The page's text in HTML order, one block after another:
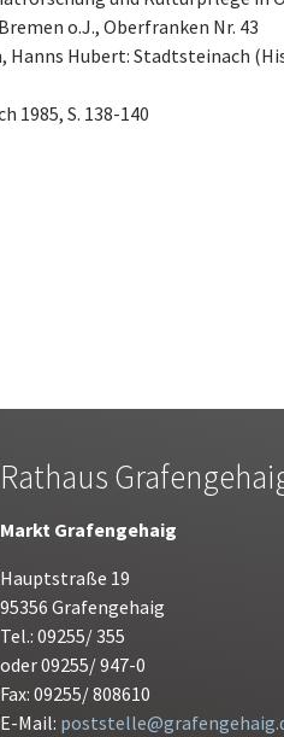
o.J., Oberfranken Nr. 43
Hubert: Stadtsteinach
1985, S. 138-140
Rathaus
Markt Grafengehaig
Hauptstraße 19
95356 Grafengehaig
Tel.: 09255/ 355
oder 09255/ 947-0
Fax: 09255/ 808610
E-Mail: